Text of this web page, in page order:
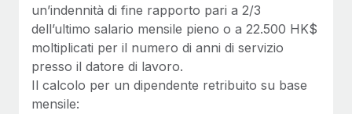
un’indennità di fine rapporto pari a 2/3
dell’ultimo salario mensile pieno o a 22.500 HK$
moltiplicati per il numero di anni di servizio
presso il datore di lavoro.
Il calcolo per un dipendente retribuito su base
mensile: